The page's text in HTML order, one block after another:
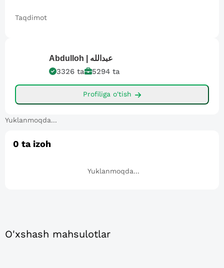
Taqdimot
Abdulloh | عبدالله
3326 ta 5294 ta
Profiliga o'tish
Yuklanmoqda...
0 ta izoh
Yuklanmoqda...
O'xshash mahsulotlar